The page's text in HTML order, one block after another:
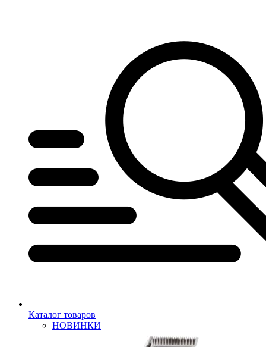
Каталог товаров
НОВИНКИ